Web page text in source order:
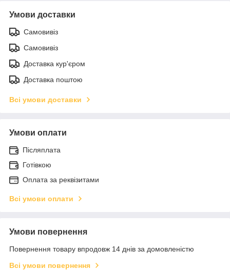
Умови доставки
Самовивіз
Самовивіз
Доставка кур'єром
Доставка поштою
Всі умови доставки
Умови оплати
Післяплата
Готівкою
Оплата за реквізитами
Всі умови оплати
Умови повернення
Повернення товару впродовж 14 днів за домовленістю
Всі умови повернення